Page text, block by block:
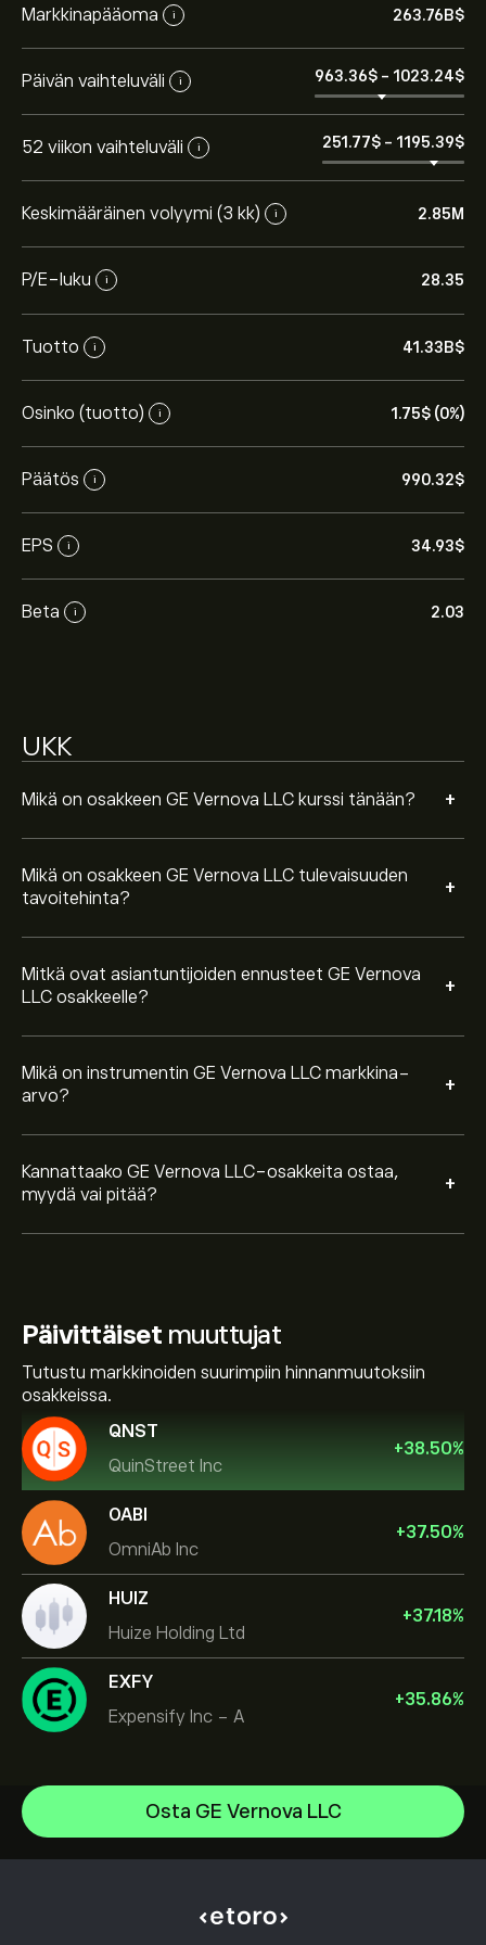
Markkinapääoma i 263.76B‎$‎
Päivän vaihteluväli i 963.36‎$‎ - 1023.24‎$‎
52 viikon vaihteluväli i 251.77‎$‎ - 1195.39‎$‎
Keskimääräinen volyymi (3 kk) i 2.85M
P/E-luku i 28.35
Tuotto i 41.33B‎$‎
Osinko (tuotto) i 1.75‎$‎ (0%)
Päätös i 990.32‎$‎
EPS i 34.93‎$‎
Beta i 2.03
UKK
Mikä on osakkeen GE Vernova LLC kurssi tänään? +
Osakkeen GEV hinta tänään on 990.32‎$‎.
Mikä on osakkeen GE Vernova LLC tulevaisuuden
tavoitehinta?
+
hintatavoitteet.
Mitkä ovat asiantuntijoiden ennusteet GE Vernova
LLC osakkeelle?
+
Asiantuntijoiden ennusteet GE Vernova LLC osakkeelle
perustuen markkinatrendeihin, talousraportteihin ja
odotettuun kasvuun. Katso viimeisimmät ennusteet
tulevaisuuden hintamuutoksille.
Mikä on instrumentin GE Vernova LLC markkina-
arvo?
+
Kannattaako GE Vernova LLC-osakkeita ostaa,
myydä vai pitää?
+
viimeisen kolmen kuukauden ajalta, yleinen konsensus
Päivittäiset muuttujat
Tutustu markkinoiden suurimpiin hinnanmuutoksiin
osakkeissa.
QNST
QuinStreet Inc
+38.50%
OABI
OmniAb Inc
+37.50%
HUIZ
Huize Holding Ltd
+37.18%
EXFY
Expensify Inc - A
+35.86%
Osta GE Vernova LLC
Micron Technology, Inc.
Vistra Corp
Vastuullinen kaupankäynti